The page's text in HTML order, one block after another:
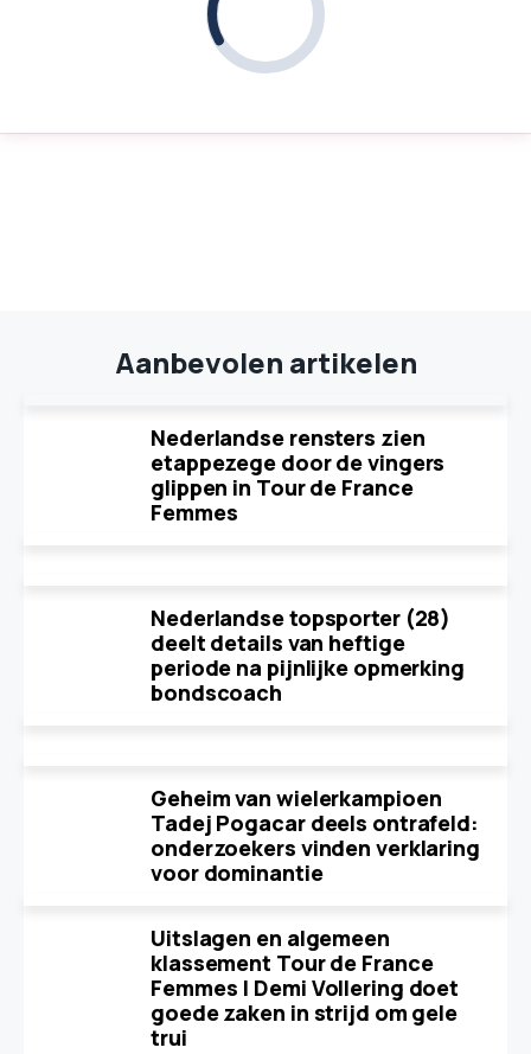
Aanbevolen artikelen
Nederlandse rensters zien
etappezege door de vingers
glippen in Tour de France
Femmes
Nederlandse topsporter (28)
deelt details van heftige
periode na pijnlijke opmerking
bondscoach
Geheim van wielerkampioen
Tadej Pogacar deels ontrafeld:
onderzoekers vinden verklaring
voor dominantie
Uitslagen en algemeen
klassement Tour de France
Femmes | Demi Vollering doet
goede zaken in strijd om gele
trui